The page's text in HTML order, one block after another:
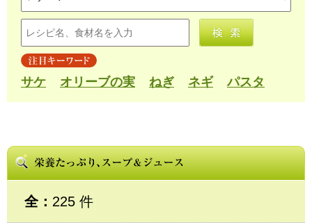
サケ オリーブの実 ねぎ ネギ パスタ
全：225 件